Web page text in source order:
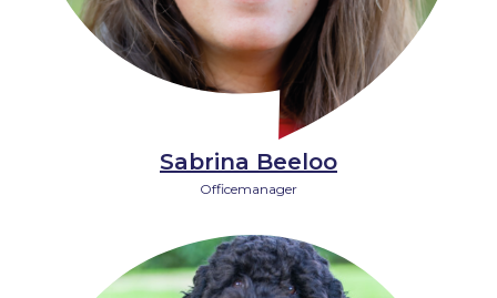
Sabrina Beeloo
Officemanager